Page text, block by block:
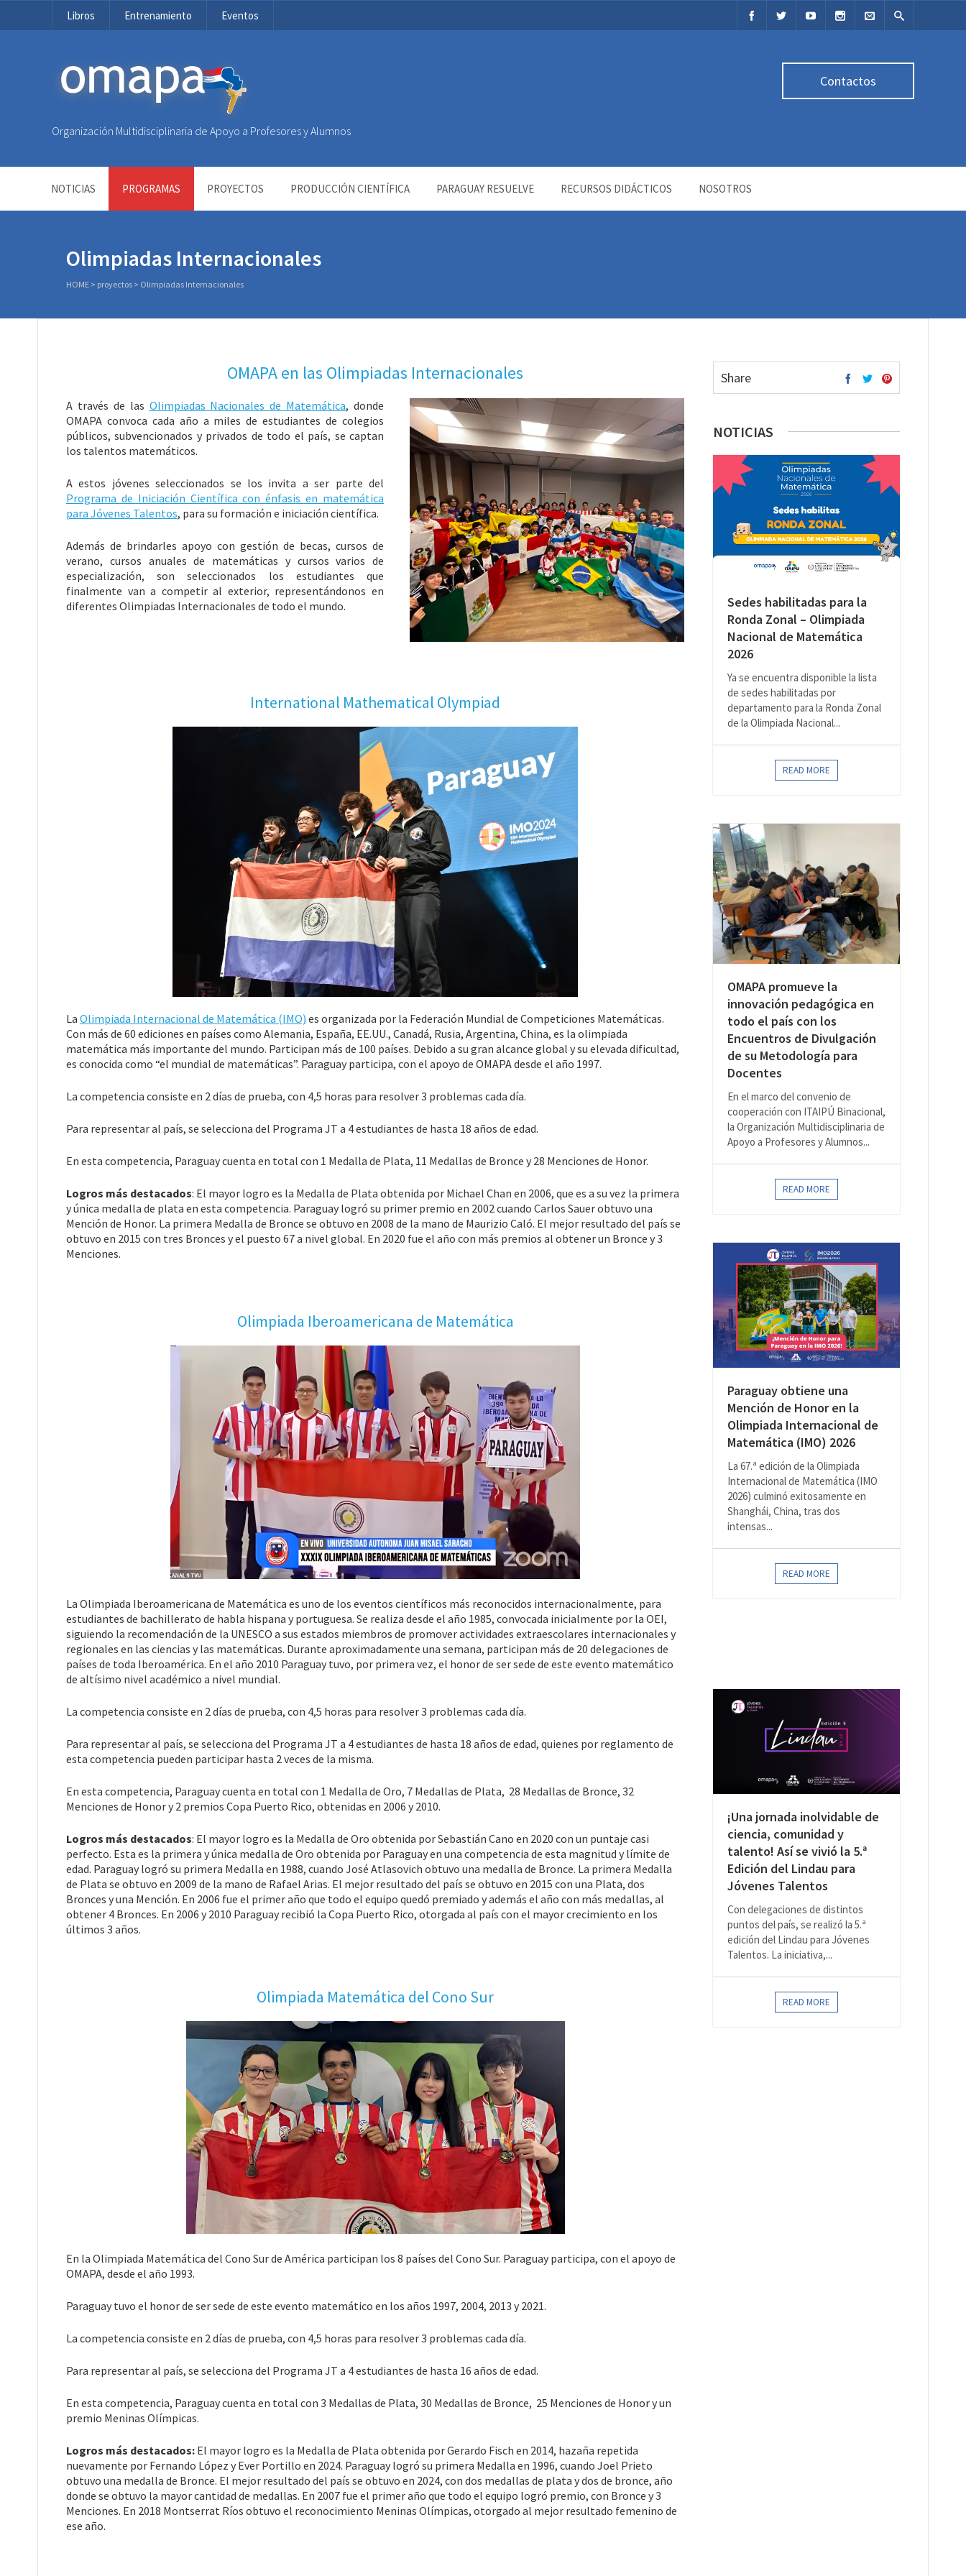
Libros Entrenamiento Eventos
OMAPA
Organización Multidisciplinaria de Apoyo a Profesores y Alumnos
Contactos
NOTICIAS PROGRAMAS PROYECTOS PRODUCCIÓN CIENTÍFICA PARAGUAY RESUELVE RECURSOS DIDÁCTICOS NOSOTROS
Olimpiadas Internacionales
HOME > proyectos > Olimpiadas Internacionales
OMAPA en las Olimpiadas Internacionales
A través de las Olimpiadas Nacionales de Matemática, donde
OMAPA convoca cada año a miles de estudiantes de colegios
públicos, subvencionados y privados de todo el país, se captan
los talentos matemáticos.
A estos jóvenes seleccionados se los invita a ser parte del
Programa de Iniciación Científica con énfasis en matemática
para Jóvenes Talentos, para su formación e iniciación científica.
Además de brindarles apoyo con gestión de becas, cursos de
verano, cursos anuales de matemáticas y cursos varios de
especialización, son seleccionados los estudiantes que
finalmente van a competir al exterior, representándonos en
diferentes Olimpiadas Internacionales de todo el mundo.
International Mathematical Olympiad
La Olimpiada Internacional de Matemática (IMO) es organizada por la Federación Mundial de Competiciones Matemáticas.
Con más de 60 ediciones en países como Alemania, España, EE.UU., Canadá, Rusia, Argentina, China, es la olimpiada
matemática más importante del mundo. Participan más de 100 países. Debido a su gran alcance global y su elevada dificultad,
es conocida como “el mundial de matemáticas”. Paraguay participa, con el apoyo de OMAPA desde el año 1997.
La competencia consiste en 2 días de prueba, con 4,5 horas para resolver 3 problemas cada día.
Para representar al país, se selecciona del Programa JT a 4 estudiantes de hasta 18 años de edad.
En esta competencia, Paraguay cuenta en total con 1 Medalla de Plata, 11 Medallas de Bronce y 28 Menciones de Honor.
Logros más destacados: El mayor logro es la Medalla de Plata obtenida por Michael Chan en 2006, que es a su vez la primera
y única medalla de plata en esta competencia. Paraguay logró su primer premio en 2002 cuando Carlos Sauer obtuvo una
Mención de Honor. La primera Medalla de Bronce se obtuvo en 2008 de la mano de Maurizio Caló. El mejor resultado del país se
obtuvo en 2015 con tres Bronces y el puesto 67 a nivel global. En 2020 fue el año con más premios al obtener un Bronce y 3
Menciones.
Olimpiada Iberoamericana de Matemática
La Olimpiada Iberoamericana de Matemática es uno de los eventos científicos más reconocidos internacionalmente, para
estudiantes de bachillerato de habla hispana y portuguesa. Se realiza desde el año 1985, convocada inicialmente por la OEI,
siguiendo la recomendación de la UNESCO a sus estados miembros de promover actividades extraescolares internacionales y
regionales en las ciencias y las matemáticas. Durante aproximadamente una semana, participan más de 20 delegaciones de
países de toda Iberoamérica. En el año 2010 Paraguay tuvo, por primera vez, el honor de ser sede de este evento matemático
de altísimo nivel académico a nivel mundial.
La competencia consiste en 2 días de prueba, con 4,5 horas para resolver 3 problemas cada día.
Para representar al país, se selecciona del Programa JT a 4 estudiantes de hasta 18 años de edad, quienes por reglamento de
esta competencia pueden participar hasta 2 veces de la misma.
En esta competencia, Paraguay cuenta en total con 1 Medalla de Oro, 7 Medallas de Plata, 28 Medallas de Bronce, 32
Menciones de Honor y 2 premios Copa Puerto Rico, obtenidas en 2006 y 2010.
Logros más destacados: El mayor logro es la Medalla de Oro obtenida por Sebastián Cano en 2020 con un puntaje casi
perfecto. Esta es la primera y única medalla de Oro obtenida por Paraguay en una competencia de esta magnitud y límite de
edad. Paraguay logró su primera Medalla en 1988, cuando José Atlasovich obtuvo una medalla de Bronce. La primera Medalla
de Plata se obtuvo en 2009 de la mano de Rafael Arias. El mejor resultado del país se obtuvo en 2015 con una Plata, dos
Bronces y una Mención. En 2006 fue el primer año que todo el equipo quedó premiado y además el año con más medallas, al
obtener 4 Bronces. En 2006 y 2010 Paraguay recibió la Copa Puerto Rico, otorgada al país con el mayor crecimiento en los
últimos 3 años.
Olimpiada Matemática del Cono Sur
En la Olimpiada Matemática del Cono Sur de América participan los 8 países del Cono Sur. Paraguay participa, con el apoyo de
OMAPA, desde el año 1993.
Paraguay tuvo el honor de ser sede de este evento matemático en los años 1997, 2004, 2013 y 2021.
La competencia consiste en 2 días de prueba, con 4,5 horas para resolver 3 problemas cada día.
Para representar al país, se selecciona del Programa JT a 4 estudiantes de hasta 16 años de edad.
En esta competencia, Paraguay cuenta en total con 3 Medallas de Plata, 30 Medallas de Bronce, 25 Menciones de Honor y un
premio Meninas Olímpicas.
Logros más destacados: El mayor logro es la Medalla de Plata obtenida por Gerardo Fisch en 2014, hazaña repetida
nuevamente por Fernando López y Ever Portillo en 2024. Paraguay logró su primera Medalla en 1996, cuando Joel Prieto
obtuvo una medalla de Bronce. El mejor resultado del país se obtuvo en 2024, con dos medallas de plata y dos de bronce, año
donde se obtuvo la mayor cantidad de medallas. En 2007 fue el primer año que todo el equipo logró premio, con Bronce y 3
Menciones. En 2018 Montserrat Ríos obtuvo el reconocimiento Meninas Olímpicas, otorgado al mejor resultado femenino de
ese año.
Share
NOTICIAS
Sedes habilitadas para la
Ronda Zonal – Olimpiada
Nacional de Matemática
2026
Ya se encuentra disponible la lista
de sedes habilitadas por
departamento para la Ronda Zonal
de la Olimpiada Nacional...
READ MORE
OMAPA promueve la
innovación pedagógica en
todo el país con los
Encuentros de Divulgación
de su Metodología para
Docentes
En el marco del convenio de
cooperación con ITAIPÚ Binacional,
la Organización Multidisciplinaria de
Apoyo a Profesores y Alumnos...
READ MORE
Paraguay obtiene una
Mención de Honor en la
Olimpiada Internacional de
Matemática (IMO) 2026
La 67.ª edición de la Olimpiada
Internacional de Matemática (IMO
2026) culminó exitosamente en
Shanghái, China, tras dos
intensas...
READ MORE
¡Una jornada inolvidable de
ciencia, comunidad y
talento! Así se vivió la 5.ª
Edición del Lindau para
Jóvenes Talentos
Con delegaciones de distintos
puntos del país, se realizó la 5.ª
edición del Lindau para Jóvenes
Talentos. La iniciativa,...
READ MORE